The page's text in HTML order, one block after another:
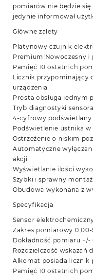
pomiarów nie będzie
jedynie informował
Główne zalety
Platynowy czujnik
Premium!Nowoczesny
Pamięć 10 ostatnich
Licznik przypominający
urządzenia
Prosta obsługa jednym
Tryb diagnostyki
4-cyfrowy podświetlany
Podświetlenie ustnika
Ostrzeżenie o niskim
Automatyczne
akcji
Wyświetlanie ilości
Szybki i sprawny
Obudowa wykonana z
Specyfikacja
Sensor
Zakres pomiarowy
Dokładność pomiaru +/-
Rozdzielczość wskazań
Alkomat posiada licznik
Pamięć 10 ostatnich